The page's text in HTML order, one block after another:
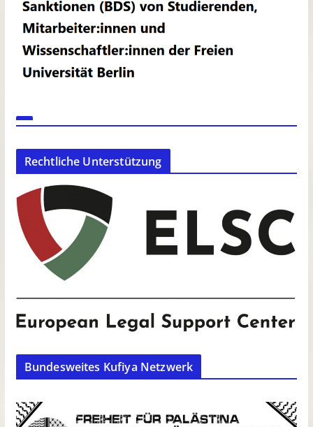
Rechtliche Unterstützung
Bundesweites Kufiya Netzwerk